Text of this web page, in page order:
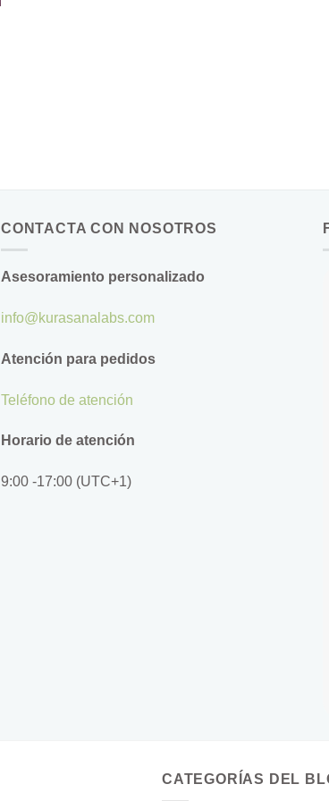
CONTACTA CON NOSOTROS
Asesoramiento personalizado
info@kurasanalabs.com
Atención para pedidos
Teléfono de atención
Horario de atención
9:00 -17:00 (UTC+1)
CATEGORÍAS DEL